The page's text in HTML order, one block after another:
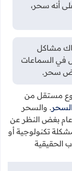
أنه سحر،
مشاكل
في السماعات
سحر.
مستقل من
. والسحر
عام بغض النظر عن
تكنولوجية أو
الحقيقية